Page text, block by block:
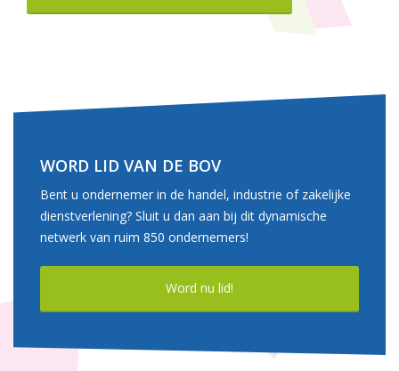
WORD LID VAN DE BOV
Bent u ondernemer in de handel, industrie of zakelijke
dienstverlening? Sluit u dan aan bij dit dynamische
netwerk van ruim 850 ondernemers!
Word nu lid!